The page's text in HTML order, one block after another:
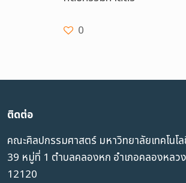
0
ติดต่อ
คณะศิลปกรรมศาสตร์ มหาวิทยาลัยเทคโนโ
39 หมู่ที่ 1 ตำบลคลองหก อำเภอคลองหลว
12120